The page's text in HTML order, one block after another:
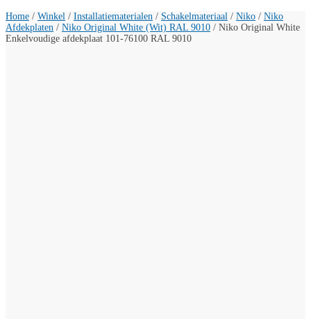
Home / Winkel / Installatiematerialen / Schakelmateriaal / Niko / Niko
Afdekplaten / Niko Original White (Wit) RAL 9010 / Niko Original White
Enkelvoudige afdekplaat 101-76100 RAL 9010